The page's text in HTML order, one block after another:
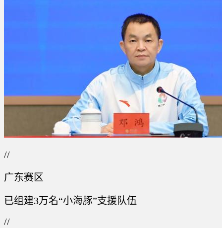
//
广东赛区
已组建3万名“小海豚”支援队伍
//